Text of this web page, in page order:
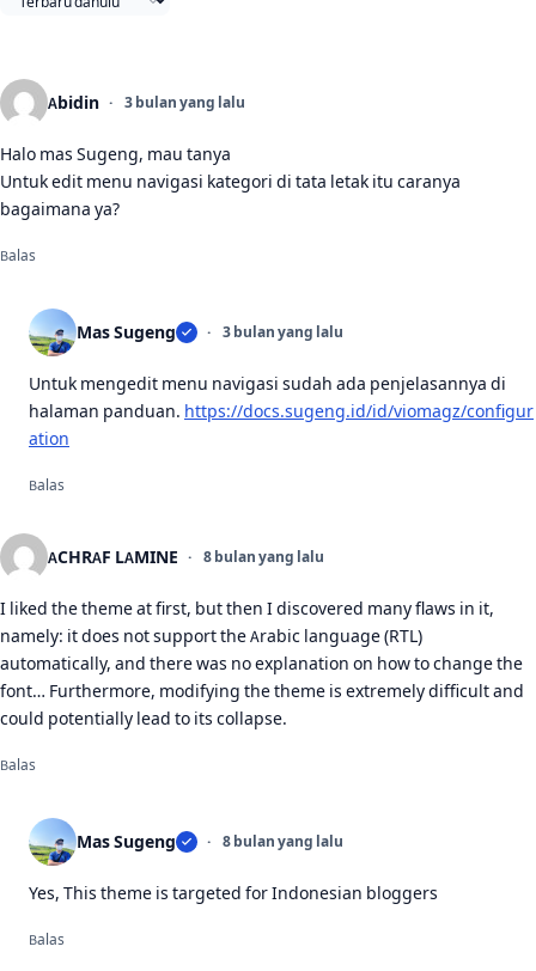
Abidin 3 bulan yang lalu
Halo mas Sugeng, mau tanya
Untuk edit menu navigasi kategori di tata letak itu caranya
bagaimana ya?
Balas
Mas Sugeng 3 bulan yang lalu
Untuk mengedit menu navigasi sudah ada penjelasannya di
halaman panduan. https://docs.sugeng.id/id/viomagz/configur
ation
Balas
ACHRAF LAMINE 8 bulan yang lalu
I liked the theme at first, but then I discovered many flaws in it,
namely: it does not support the Arabic language (RTL)
automatically, and there was no explanation on how to change the
font… Furthermore, modifying the theme is extremely difficult and
could potentially lead to its collapse.
Balas
Mas Sugeng 8 bulan yang lalu
Yes, This theme is targeted for Indonesian bloggers
Balas